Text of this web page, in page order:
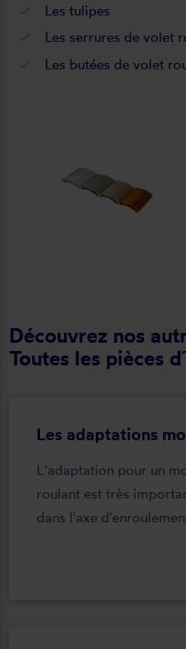
Les tulipes
Les serrures de volet
Les butées de volet
Découvrez nos
Toutes les pièces
Les adaptations
L'adaptation pour un
roulant est très
dans l'axe